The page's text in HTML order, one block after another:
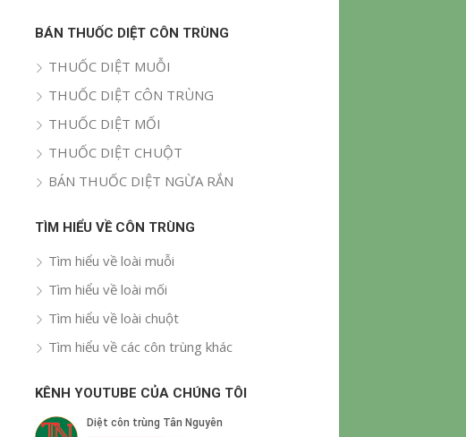
BÁN THUỐC DIỆT CÔN TRÙNG
THUỐC DIỆT MUỖI
THUỐC DIỆT CÔN TRÙNG
THUỐC DIỆT MỐI
THUỐC DIỆT CHUỘT
BÁN THUỐC DIỆT NGỪA RẮN
TÌM HIỂU VỀ CÔN TRÙNG
Tìm hiểu về loài muỗi
Tìm hiểu về loài mối
Tìm hiểu về loài chuột
Tìm hiểu về các côn trùng khác
KÊNH YOUTUBE CỦA CHÚNG TÔI